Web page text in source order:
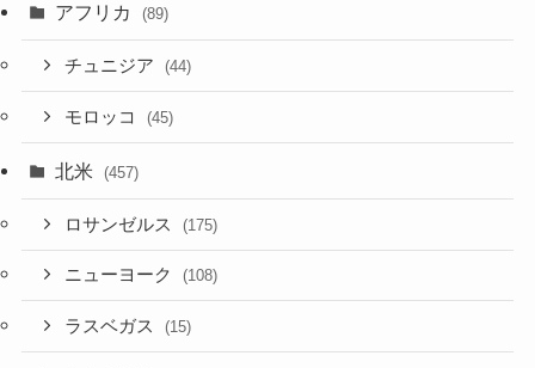
アフリカ (89)
チュニジア (44)
モロッコ (45)
北米 (457)
ロサンゼルス (175)
ニューヨーク (108)
ラスベガス (15)